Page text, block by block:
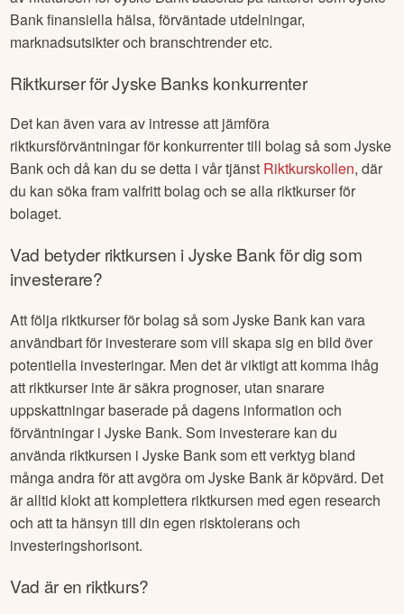
Bankfinansiella hälsa, förväntade utdelningar,
marknadsutsikter och branschtrender etc.
Riktkurser förJyske Banks konkurrenter
Det kan även vara av intresse att jämföra
riktkursförväntningar för konkurrenter till bolag så somJyske
Bankoch då kan du se detta i vår tjänst Riktkurskollen, där
du kan söka fram valfritt bolag och se alla riktkurser för
bolaget.
Vad betyder riktkursen iJyske Bankför dig som
investerare?
Att följa riktkurser för bolag så somJyske Bank kan vara
användbart för investerare som vill skapa sig en bild över
potentiella investeringar. Men det är viktigt att komma ihåg
att riktkurser inte är säkra prognoser, utan snarare
uppskattningar baserade på dagens information och
förväntningar iJyske Bank. Som investerare kan du
använda riktkursen iJyske Banksom ett verktyg bland
många andra för att avgöra omJyske Bankär köpvärd. Det
är alltid klokt att komplettera riktkursen med egen research
och att ta hänsyn till din egen risktolerans och
investeringshorisont.
Vad är en riktkurs?